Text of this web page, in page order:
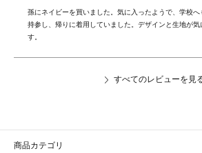
孫にネイビーを買いました。気に入ったようで、学校
持参し、帰りに着用していました。デザインと生地が
す。
すべてのレビューを見
商品カテゴリ